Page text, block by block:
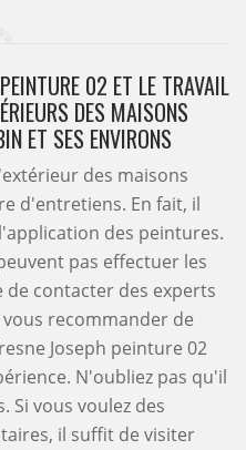
02 ET LE TRAVAIL
DES MAISONS
ET SES ENVIRONS
des maisons
d'entretiens. En fait, il
des peintures.
pas effectuer les
contacter des experts
recommander de
Joseph peinture 02
N'oubliez pas qu'il
Si vous voulez des
il suffit de visiter